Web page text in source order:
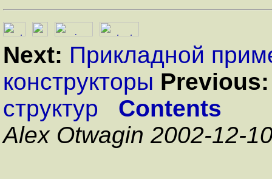
Next: Прикладной
конструкторы Previous:
структур
Contents
Alex Otwagin 2002-12-